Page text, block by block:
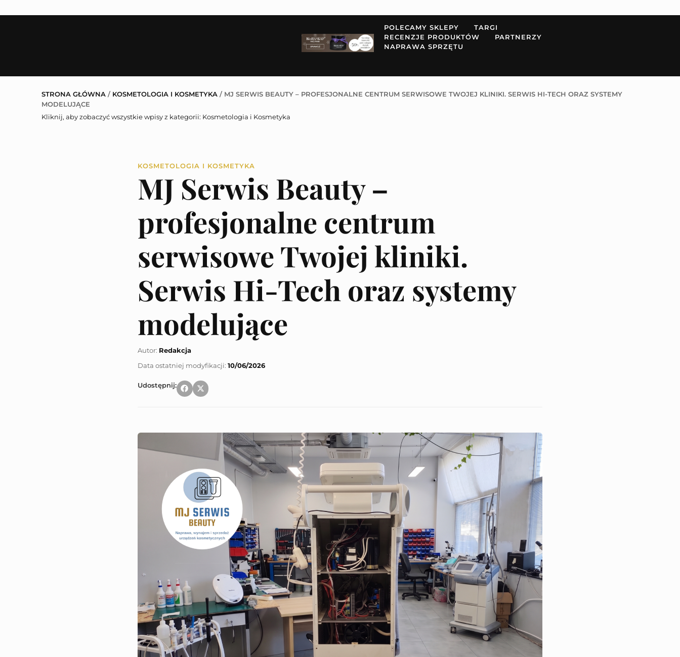
POLECAMY SKLEPY
TARGI
RECENZJE PRODUKTÓW
PARTNERZY
NAPRAWA SPRZĘTU
STRONA GŁÓWNA / KOSMETOLOGIA I KOSMETYKA / MJ SERWIS BEAUTY – PROFESJONALNE CENTRUM SERWISOWE TWOJEJ KLINIKI. SERWIS HI-TECH ORAZ SYSTEMY
MODELUJĄCE
Kliknij, aby zobaczyć wszystkie wpisy z kategorii: Kosmetologia i Kosmetyka
KOSMETOLOGIA I KOSMETYKA
MJ Serwis Beauty –
profesjonalne centrum
serwisowe Twojej kliniki.
Serwis Hi-Tech oraz systemy
modelujące
Autor: Redakcja
10/06/2026
Udostępnij: